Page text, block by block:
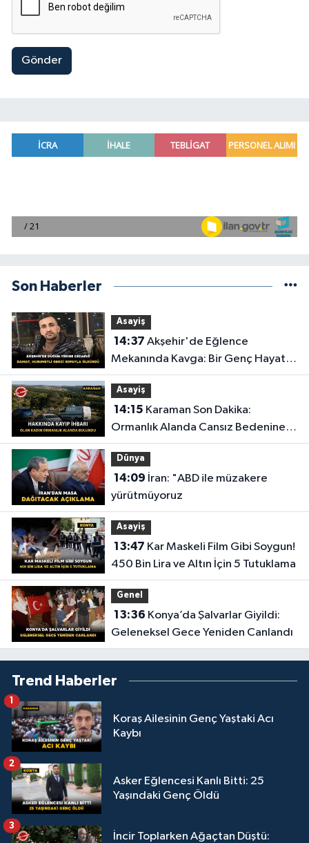
Gönder
Son Haberler
Asayiş
14:37
Mekanında Kavga: Bir Genç Hayatını
Kaybetti
Asayiş
14:15
Ormanlık Alanda Cansız Bedenine
Ulaşıldı
Dünya
14:09
yürütmüyoruz
Asayiş
13:47
450 Bin Lira ve Altın İçin 5 Tutuklama
Genel
13:36
Geleneksel Gece Yeniden Canlandı
Trend Haberler
Koraş Ailesinin Genç Yaştaki Acı
Kaybı
1
Asker Eğlencesi Kanlı Bitti: 25
Yaşındaki Genç Öldü
2
İncir Toplarken Ağaçtan Düştü:
3